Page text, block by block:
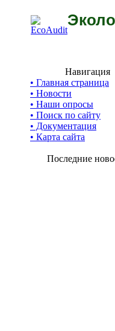
Навигация
• Главная страница
• Новости
• Наши опросы
• Поиск по сайту
• Документация
• Карта сайта
Последние